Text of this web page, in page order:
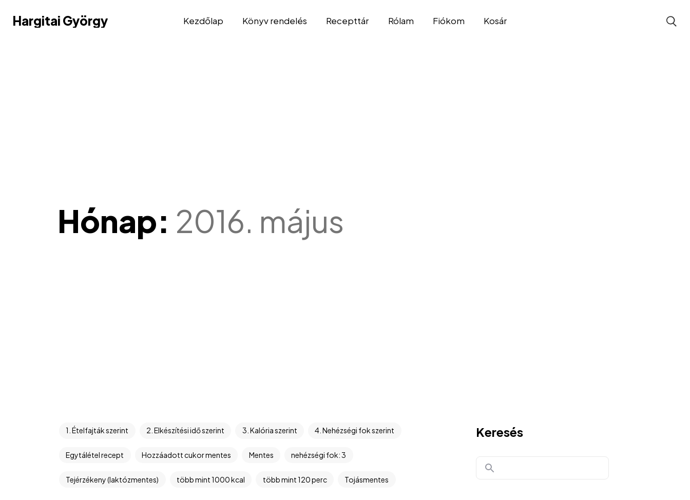
Hargitai György
Hargitai György Kezdőlap Könyv rendelés Recepttár Rólam Fiókom Kosár
Hónap: 2016. május
1. Ételfajták szerint 2. Elkészítési idő szerint 3. Kalória szerint 4. Nehézségi fok szerint
Egytálétel recept Hozzáadott cukor mentes Mentes nehézségi fok: 3
Tejérzékeny (laktózmentes) több mint 1000 kcal több mint 120 perc Tojásmentes
Keresés